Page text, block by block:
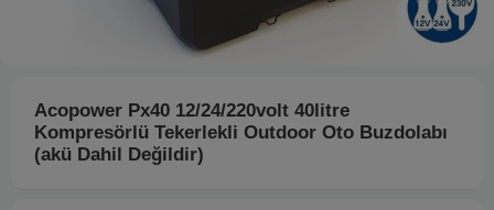
Acopower Px40 12/24/220volt 40litre
Kompresörlü Tekerlekli Outdoor Oto Buzdolabı
(akü Dahil Değildir)